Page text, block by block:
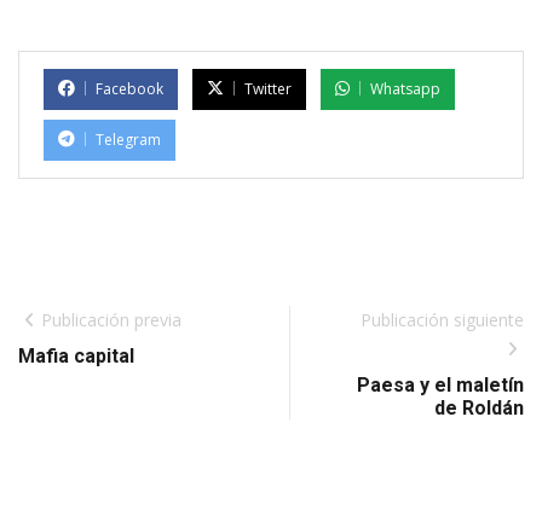
Facebook Twitter Whatsapp
Telegram
Publicación previa
Mafia capital
Publicación siguiente
Paesa y el maletín
de Roldán